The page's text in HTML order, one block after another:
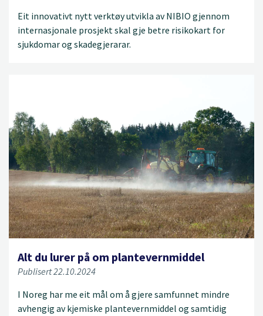
Eit innovativt nytt verktøy utvikla av NIBIO gjennom
internasjonale prosjekt skal gje betre risikokart for
sjukdomar og skadegjerarar.
Alt du lurer på om plantevernmiddel
Publisert 22.10.2024
I Noreg har me eit mål om å gjere samfunnet mindre
avhengig av kjemiske plantevernmiddel og samtidig